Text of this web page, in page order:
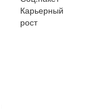
Карьерный
рост